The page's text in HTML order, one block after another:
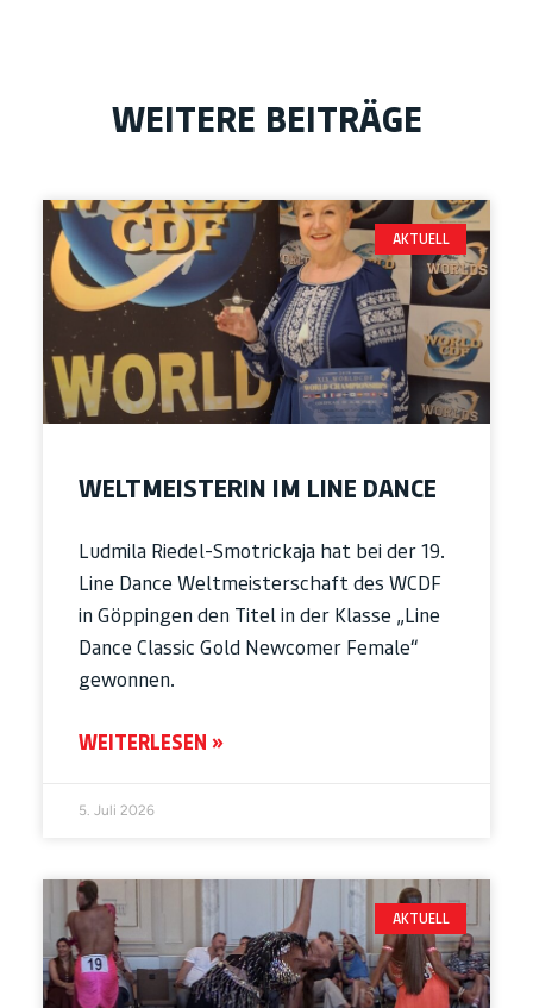
WEITERE BEITRÄGE
AKTUELL
WELTMEISTERIN IM LINE DANCE
Ludmila Riedel-Smotrickaja hat bei der 19.
Line Dance Weltmeisterschaft des WCDF
in Göppingen den Titel in der Klasse „Line
Dance Classic Gold Newcomer Female“
gewonnen.
WEITERLESEN »
5. Juli 2026
AKTUELL